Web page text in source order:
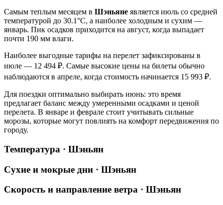
Самым теплым месяцем в Шэньяне является июль со средней
температурой до 30.1°C, а наиболее холодным и сухим —
январь. Пик осадков приходится на август, когда выпадает
почти 190 мм влаги.
Наиболее выгодные тарифы на перелет зафиксированы в
июле — 12 494 ₽. Самые высокие цены на билеты обычно
наблюдаются в апреле, когда стоимость начинается 15 993 ₽.
Для поездки оптимально выбирать июнь: это время
предлагает баланс между умеренными осадками и ценой
перелета. В январе и феврале стоит учитывать сильные
морозы, которые могут повлиять на комфорт передвижения по
городу.
Температура · Шэньян
Сухие и мокрые дни · Шэньян
Скорость и направление ветра · Шэньян